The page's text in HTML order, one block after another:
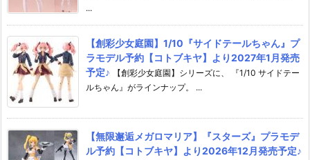
...
【創彩少女庭園】1/10『サイドテールちゃん』プ
ラモデル予約【コトブキヤ】より2027年1月発売
予定♪
【創彩少女庭園】シリーズに、 『1/10 サイドテー
ルちゃん』がラインナップ。 ...
【無限邂逅メガロマリア】『スターズ』プラモデ
ル予約【コトブキヤ】より2026年12月発売予定♪